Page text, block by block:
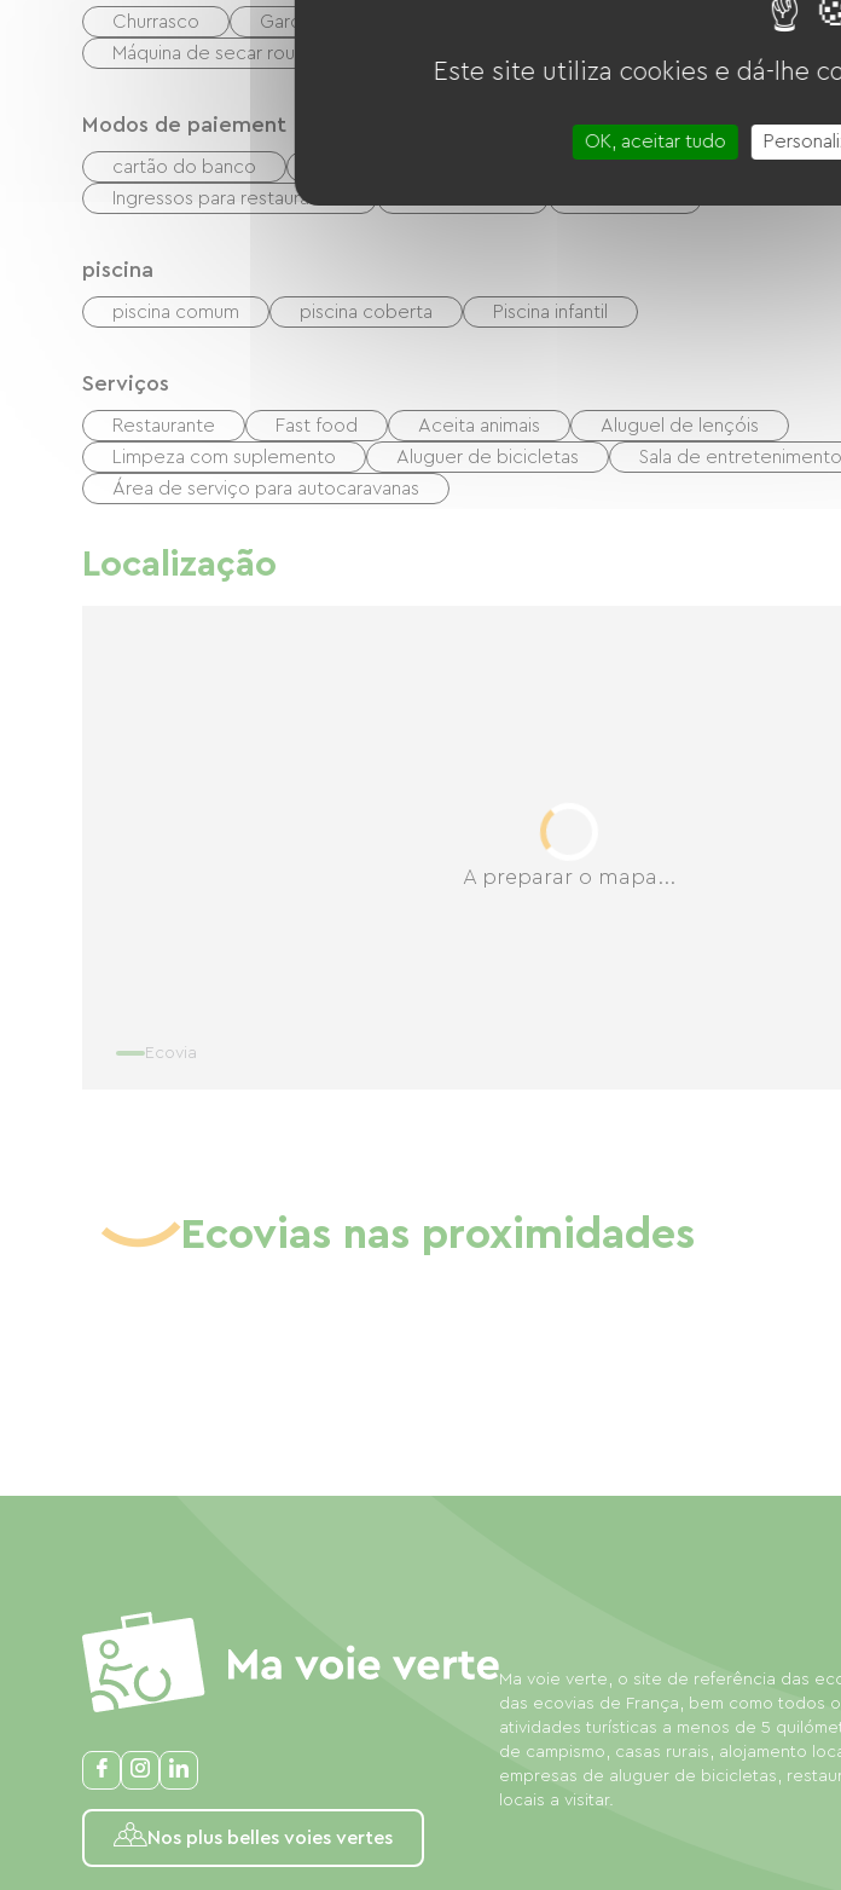
Churrasco Garden Lounge
Máquina de
Máquina de secar roupa coletiva
Modos de paiement
cartão do banco
Ingressos para restaurantes
piscina
piscina comum piscina coberta Piscina infantil
Serviços
Restaurante Fast food Aceita animais
Aluguel de lençóis
Limpeza com suplemento
Aluguer de bicicletas Sala de entretenimento
Área de serviço para autocaravanas
Localização
A preparar o mapa...
Ecovia
Ecovias nas proximidades
Nos plus belles voies vertes
Ma voie verte, o site de referência das
das ecovias de França, bem como todos
atividades turísticas a menos de 5
de campismo, casas rurais, alojamento
empresas de aluguer de bicicletas,
locais a visitar.
Este site utiliza cookies e dá-lhe
OK, aceitar tudo